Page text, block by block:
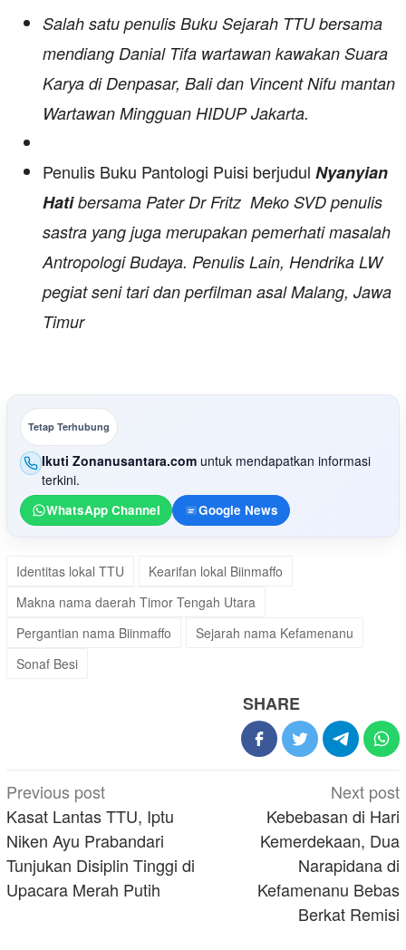
Salah satu penulis Buku Sejarah TTU bersama
mendiang Danial Tifa wartawan kawakan Suara
Karya di Denpasar, Bali dan Vincent Nifu mantan
Wartawan Mingguan HIDUP Jakarta.
Penulis Buku Pantologi Puisi berjudul Nyanyian
Hatibersama Pater Dr Fritz Meko SVD penulis
sastra yang juga merupakan pemerhati masalah
Antropologi Budaya. Penulis Lain, Hendrika LW
pegiat seni tari dan perfilman asal Malang, Jawa
Timur
Tetap Terhubung
Ikuti Zonanusantara.com untuk mendapatkan informasi
terkini.
WhatsApp Channel Google News
Identitas lokal TTU
Kearifan lokal Biinmaffo
Makna nama daerah Timor Tengah Utara
Pergantian nama Biinmaffo
Sejarah nama Kefamenanu
Sonaf Besi
SHARE
Post
navigation
Previous post
Kasat Lantas TTU, Iptu
Niken Ayu Prabandari
Tunjukan Disiplin Tinggi di
Upacara Merah Putih
Next post
Kebebasan di Hari
Kemerdekaan, Dua
Narapidana di
Kefamenanu Bebas
Berkat Remisi